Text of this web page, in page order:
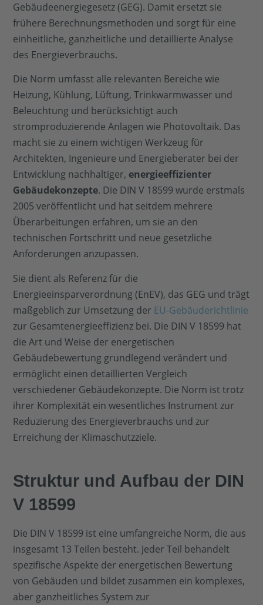
Gebäudeenergiegesetz (GEG). Damit ersetzt sie
frühere Berechnungsmethoden und sorgt für eine
einheitliche, ganzheitliche und detaillierte Analyse
des Energieverbrauchs.
Die Norm umfasst alle relevanten Bereiche wie
Heizung, Kühlung, Lüftung, Trinkwarmwasser und
Beleuchtung und berücksichtigt auch
stromproduzierende Anlagen wie Photovoltaik. Das
macht sie zu einem wichtigen Werkzeug für
Architekten, Ingenieure und Energieberater bei der
Entwicklung nachhaltiger, energieeffizienter
Gebäudekonzepte. Die DIN V 18599 wurde erstmals
2005 veröffentlicht und hat seitdem mehrere
Überarbeitungen erfahren, um sie an den
technischen Fortschritt und neue gesetzliche
Anforderungen anzupassen.
Sie dient als Referenz für die
Energieeinsparverordnung (EnEV), das GEG und trägt
maßgeblich zur Umsetzung der EU-Gebäuderichtlinie
zur Gesamtenergieeffizienz bei. Die DIN V 18599 hat
die Art und Weise der energetischen
Gebäudebewertung grundlegend verändert und
ermöglicht einen detaillierten Vergleich
verschiedener Gebäudekonzepte. Die Norm ist trotz
ihrer Komplexität ein wesentliches Instrument zur
Reduzierung des Energieverbrauchs und zur
Erreichung der Klimaschutzziele.
Struktur und Aufbau der DIN
V 18599
Die DIN V 18599 ist eine umfangreiche Norm, die aus
insgesamt 13 Teilen besteht. Jeder Teil behandelt
spezifische Aspekte der energetischen Bewertung
von Gebäuden und bildet zusammen ein komplexes,
aber ganzheitliches System zur